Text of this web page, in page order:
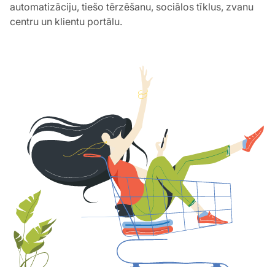
automatizāciju, tiešo tērzēšanu, sociālos tīklus, zvanu
centru un klientu portālu.